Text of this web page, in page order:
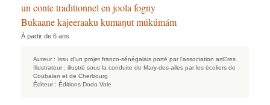
un conte traditionnel en joola fogny
Bukaane kajeeraaku kumaŋut múkúmám
À partir de 6 ans
Auteur : Issu d'un projet franco-sénégalais porté par l'association artEres
Illustrateur : illustré sous la conduite de Mary-des-ailes par les écoliers de
Coubalan et de Cherbourg
Éditeur : Éditions Dodo Vole